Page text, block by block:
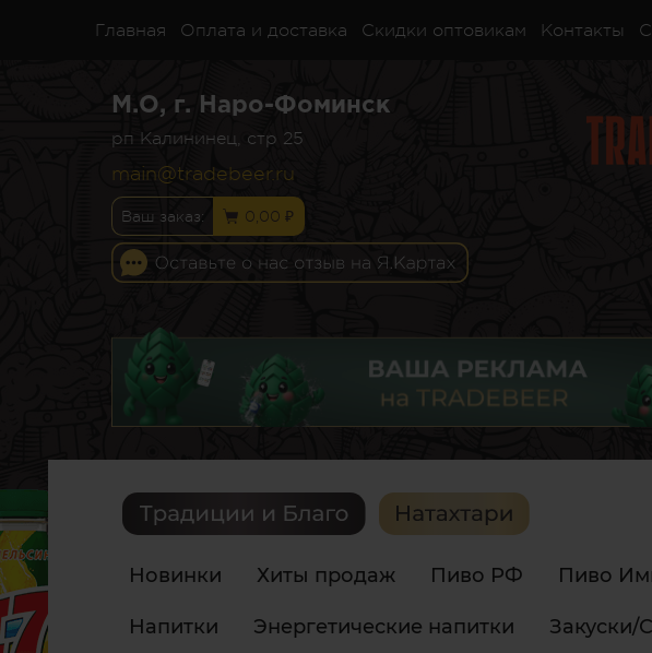
Главная Оплата и доставка Скидки оптовикам Контакты
М.О, г. Наро-Фоминск
рп Калининец, стр 25
main@tradebeer.ru
Ваш заказ: 0,00 ₽
Новинки Хиты продаж Пиво РФ Пиво
Напитки Энергетические напитки Закуски/